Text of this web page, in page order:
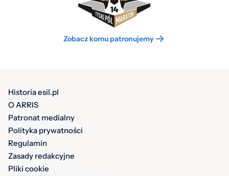
Zobacz komu patronujemy
Historia esil.pl
O ARRIS
Patronat medialny
Polityka prywatności
Regulamin
Zasady redakcyjne
Pliki cookie